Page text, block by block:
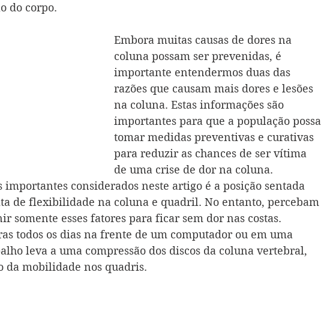
do corpo.
Embora muitas causas de dores na
coluna possam ser prevenidas, é
importante entendermos duas das
razões que causam mais dores e lesões
na coluna. Estas informações são
importantes para que a população possa
tomar medidas preventivas e curativas
para reduzir as chances de ser vítima
de uma crise de dor na coluna.
importantes considerados neste artigo é a posição sentada
de flexibilidade na coluna e quadril. No entanto, percebam
somente esses fatores para ficar sem dor nas costas.
todos os dias na frente de um computador ou em uma
leva a uma compressão dos discos da coluna vertebral,
da mobilidade nos quadris.